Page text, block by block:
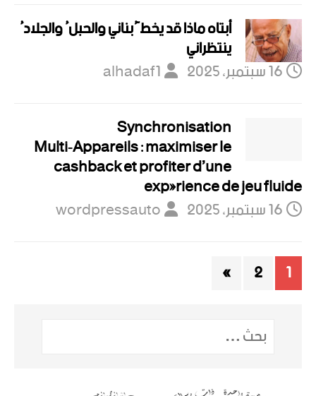
أبتاه ماذا قد يخطُّ بناني والحبلُ والجلادُ
ينتظراني
16 سبتمبر، 2025
alhadaf1
Synchronisation
Multi‑Appareils : maximiser le
cashback et profiter d’une
expérience de jeu fluide
16 سبتمبر، 2025
wordpressauto
1
2
»